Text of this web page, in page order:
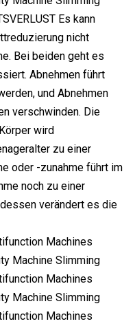
Es kann
nicht
Bei beiden geht es
Abnehmen führt
und Abnehmen
verschwinden. Die
wird
zu einer
oder -zunahme führt im
noch zu einer
verändert es die